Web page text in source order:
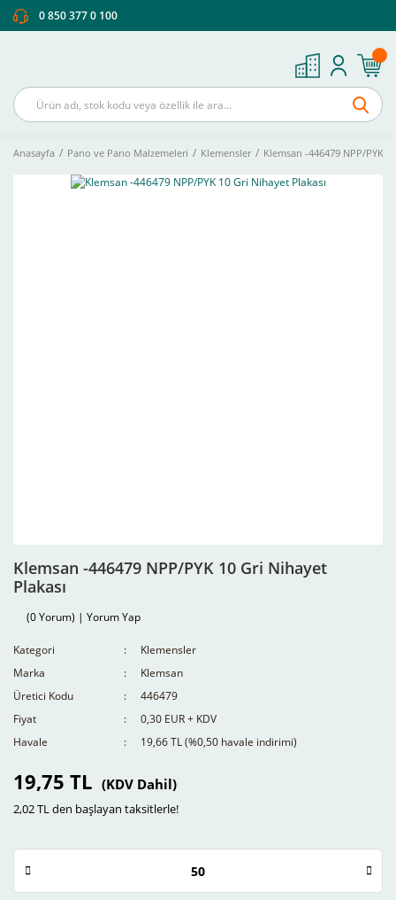
0 850 377 0 100
Anasayfa Pano ve Pano Malzemeleri Klemensler Klemsan -446479 NPP/PYK
Klemsan -446479 NPP/PYK 10 Gri Nihayet
Plakası
(0 Yorum) | Yorum Yap
Kategori
Klemensler
Marka
Klemsan
Üretici Kodu
446479
Fiyat
0,30 EUR + KDV
Havale
19,66 TL (%0,50 havale indirimi)
19,75 TL (KDV Dahil)
2,02 TL den başlayan taksitlerle!